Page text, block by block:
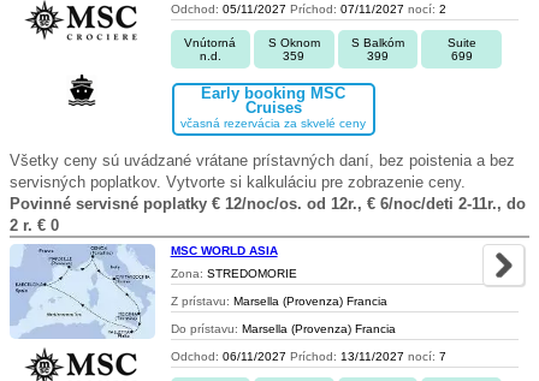
Odchod: 05/11/2027 Príchod: 07/11/2027 nocí: 2
Vnútorná
n.d.
S Oknom
359
S Balkóm
399
Suite
699
Early booking MSC
Cruises
včasná rezervácia za skvelé ceny
Všetky ceny sú uvádzané vrátane prístavných daní, bez poistenia a bez
servisných poplatkov. Vytvorte si kalkuláciu pre zobrazenie ceny.
Povinné servisné poplatky € 12/noc/os. od 12r., € 6/noc/deti 2-11r., do
2 r. € 0
MSC WORLD ASIA
Zona: STREDOMORIE
Z prístavu: Marsella (Provenza) Francia
Do prístavu: Marsella (Provenza) Francia
Odchod: 06/11/2027 Príchod: 13/11/2027 nocí: 7